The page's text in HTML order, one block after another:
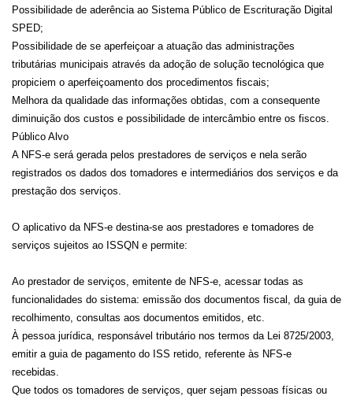
Possibilidade de aderência ao Sistema Público de Escrituração Digital
SPED;
Possibilidade de se aperfeiçoar a atuação das administrações
tributárias municipais através da adoção de solução tecnológica que
propiciem o aperfeiçoamento dos procedimentos fiscais;
Melhora da qualidade das informações obtidas, com a consequente
diminuição dos custos e possibilidade de intercâmbio entre os fiscos.
Público Alvo
A NFS-e será gerada pelos prestadores de serviços e nela serão
registrados os dados dos tomadores e intermediários dos serviços e da
prestação dos serviços.
O aplicativo da NFS-e destina-se aos prestadores e tomadores de
serviços sujeitos ao ISSQN e permite:
Ao prestador de serviços, emitente de NFS-e, acessar todas as
funcionalidades do sistema: emissão dos documentos fiscal, da guia de
recolhimento, consultas aos documentos emitidos, etc.
À pessoa jurídica, responsável tributário nos termos da Lei 8725/2003,
emitir a guia de pagamento do ISS retido, referente às NFS-e
recebidas.
Que todos os tomadores de serviços, quer sejam pessoas físicas ou